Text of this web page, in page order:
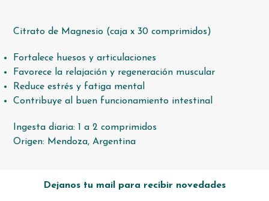
Citrato de Magnesio (caja x 30 comprimidos)
Fortalece huesos y articulaciones
Favorece la relajación y regeneración muscular
Reduce estrés y fatiga mental
Contribuye al buen funcionamiento intestinal
Ingesta diaria: 1 a 2 comprimidos
Origen: Mendoza, Argentina
Dejanos tu mail para recibir novedades